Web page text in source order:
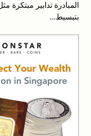
المبادرة تدابير مبتكرة
بتبسيط...